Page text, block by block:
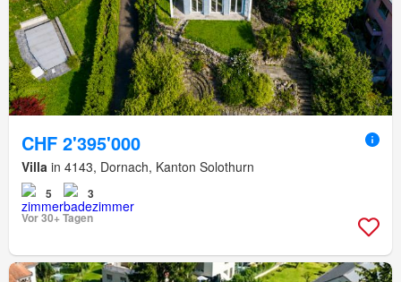
CHF 2'395'000
Villa in 4143, Dornach, Kanton Solothurn
5
3
Vor 30+ Tagen